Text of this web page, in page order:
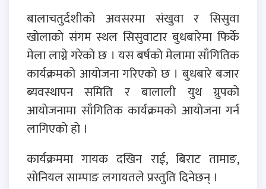
बालाचतुर्दशीकाे अवसरमा संखुवा र सिसुवा
खाेलाकाे संगम स्थल सिसुवाटार बुधबारेमा फिर्के
मेला लाग्ने गरेकाे छ । यस बर्षकाे मेलामा साँगितिक
कार्यक्रमकाे आयाेजना गरिएकाे छ । बुधबारे बजार
ब्यवस्थापन समिति र बालाली युथ ग्रुपकाे
आयाेजनामा साँगितिक कार्यक्रमकाे आयाेजना गर्न
लागिएकाे हाे ।
कार्यक्रममा गायक दखिन राई, बिराट तामाङ,
साेनियल साम्पाङ लगायतले प्रस्तुति दिनेछन् ।